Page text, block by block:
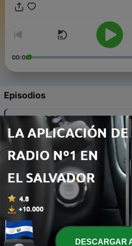
00:00
Episodios
- En exclusiva con Willy Chirino
Wed, 9 Aug 2023 16:00:00 +0000
8 - Protegiendo mentes jóvenes
Wed, 9 Aug 2023 11:29:25 +0000
7 - Una carrera como DULA, conn
Fri, 2 Jun 2023 14:59:57 +0000
6 - Los Adolecentes " SABELOTODO"
25 mayo 2023
DESCARGAR